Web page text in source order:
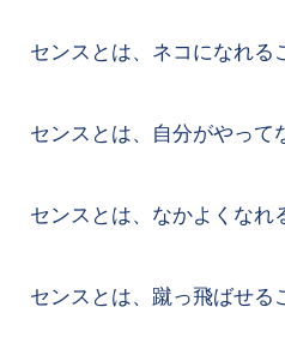
センスとは、ネコになれる
センスとは、自分がやって
センスとは、なかよくなれ
センスとは、蹴っ飛ばせる